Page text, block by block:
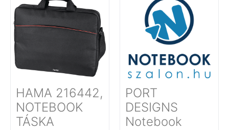
HAMA 216442,
NOTEBOOK
TÁSKA
PORT
DESIGNS
Notebook